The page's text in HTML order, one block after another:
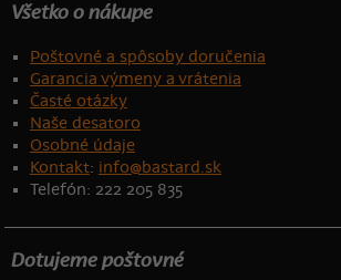
Všetko o nákupe
Poštovné a spôsoby doručenia
Garancia výmeny a vrátenia
Časté otázky
Naše desatoro
Osobné údaje
Kontakt: info@bastard.sk
Telefón: 222 205 835
Dotujeme poštovné